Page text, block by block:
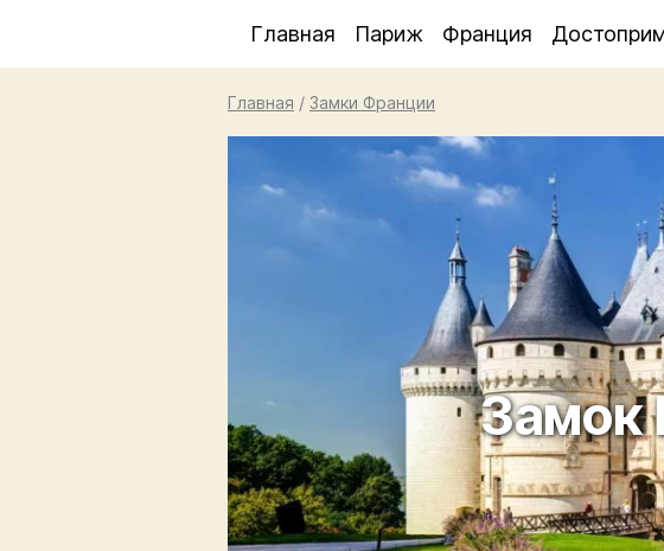
Главная Париж Франция
Главная / Замки Франции